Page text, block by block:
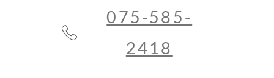
075-585-
2418